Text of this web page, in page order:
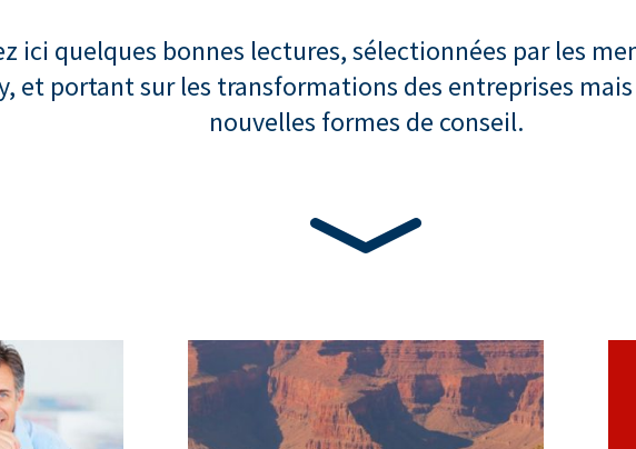
ici quelques bonnes lectures, sélectionnées par les
et portant sur les transformations des entreprises
nouvelles formes de conseil.